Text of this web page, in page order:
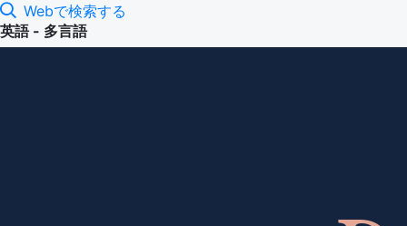
Webで検索する
英語 - 多言語